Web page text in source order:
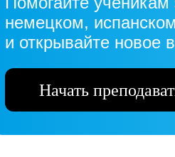
немецком,
и открывайте новое
Начать